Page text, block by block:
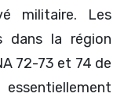
militaire. Les
dans la région
72-73 et 74 de
essentiellement